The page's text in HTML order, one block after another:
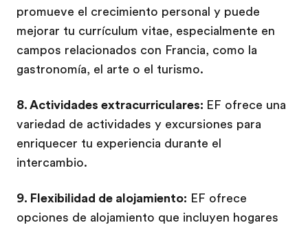
promueve el crecimiento personal y puede
mejorar tu currículum vitae, especialmente en
campos relacionados con Francia, como la
gastronomía, el arte o el turismo.
8. Actividades extracurriculares: EF ofrece una
variedad de actividades y excursiones para
enriquecer tu experiencia durante el
intercambio.
9. Flexibilidad de alojamiento: EF ofrece
opciones de alojamiento que incluyen hogares